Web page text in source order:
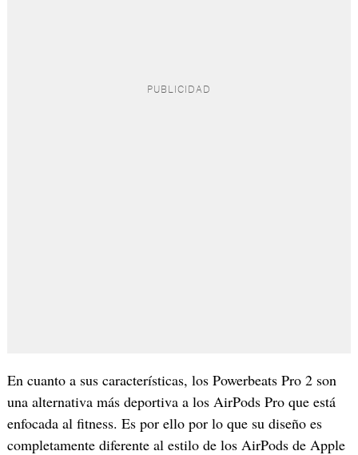
En cuanto a sus características, los Powerbeats Pro 2 son
una alternativa más deportiva a los AirPods Pro que está
enfocada al fitness. Es por ello por lo que su diseño es
completamente diferente al estilo de los AirPods de Apple